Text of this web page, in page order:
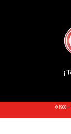
© 1960